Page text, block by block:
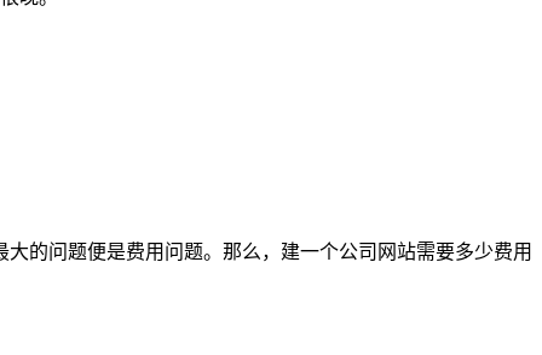
的问题便是费用问题。那么，建一个公司网站需要多少费用